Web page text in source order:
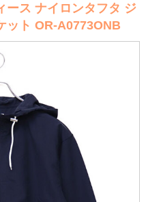
ース ナイロンタフタ ジ
ット OR-A0773ONB